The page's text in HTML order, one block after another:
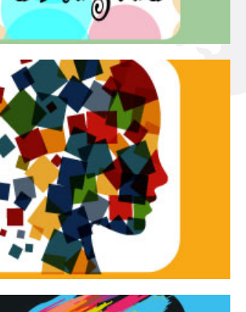
Tracce dinamiche
Dinamiche è una rassegna di teatro
d’innovazione e sperimentale.
Continua